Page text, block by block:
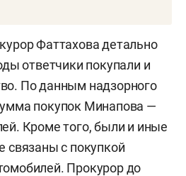
(продана за
Citу площадью
рублей (продана
Фаттахова детально
ответчики покупали и
По данным надзорного
покупок Минапова —
Кроме того, были и иные
связаны с покупкой
Прокурор до